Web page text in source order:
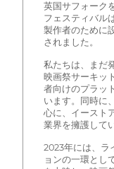
英国サフォーク
フェスティバル
製作者のために
されました。
私たちは、まだ
映画祭サーキッ
者向けのプラッ
います。同時に
心に、イースト
業界を擁護して
2023年には、ラ
ョンの一環とし